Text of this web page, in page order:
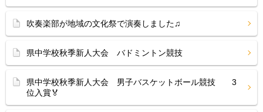
吹奏楽部が地域の文化祭で演奏しました♫
県中学校秋季新人大会 バドミントン競技
県中学校秋季新人大会 男子バスケットボール競技 3
位入賞🏅